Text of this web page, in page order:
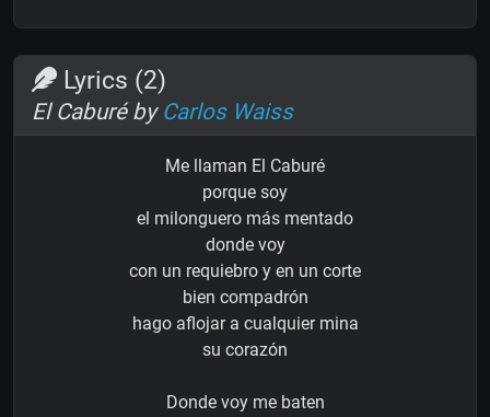
Lyrics (2)
El Caburé by Carlos Waiss
Me llaman El Caburé
porque soy
el milonguero más mentado
donde voy
con un requiebro y en un corte
bien compadrón
hago aflojar a cualquier mina
su corazón
Donde voy me baten